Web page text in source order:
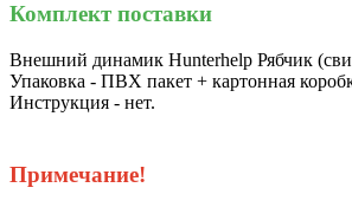
Комплект поставки
Внешний динамик Hunterhelp Рябчик
Упаковка - ПВХ пакет + картонная
Инструкция - нет.
Примечание!